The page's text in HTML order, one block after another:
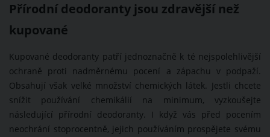
Přírodní deodoranty jsou zdravější než
kupované
Kupované deodoranty patří jednoznačně k té nejspolehlivější
ochraně proti nadměrnému pocení a zápachu v podpaží.
Obsahují však velké množství chemických látek. Jestli chcete
snížit používání chemikálií na minimum, vyzkoušejte
následující přírodní deodoranty. I když vás před pocením
neochrání stoprocentně, jejich používáním prospějete svému